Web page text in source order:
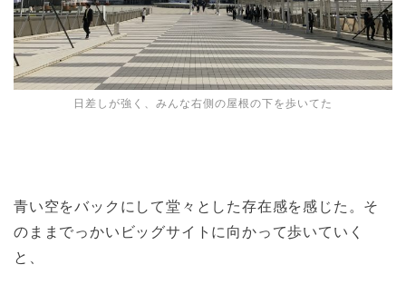
日差しが強く、みんな右側の屋根の下を歩いてた
青い空をバックにして堂々とした存在感を感じた。そ
のままでっかいビッグサイトに向かって歩いていく
と、